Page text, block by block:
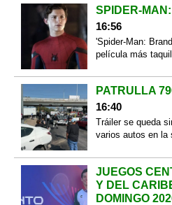
SPIDER-
16:56
'Spider-Man:
película más
PATRULLA
16:40
Tráiler se queda
varios autos en la
JUEGOS
Y DEL
DOMINGO